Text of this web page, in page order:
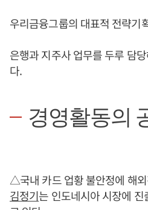
우리금융그룹의 대표적 전략기
은행과 지주사 업무를 두루 담
다.
경영활동의
△국내 카드 업황 불안정에 해
김정기는 인도네시아 시장에